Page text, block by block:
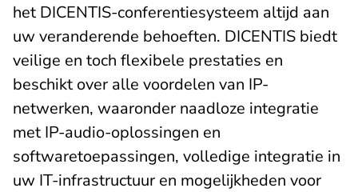
het DICENTIS-conferentiesysteem altijd aan
uw veranderende behoeften. DICENTIS biedt
veilige en toch flexibele prestaties en
beschikt over alle voordelen van IP-
netwerken, waaronder naadloze integratie
met IP-audio-oplossingen en
softwaretoepassingen, volledige integratie in
uw IT-infrastructuur en mogelijkheden voor